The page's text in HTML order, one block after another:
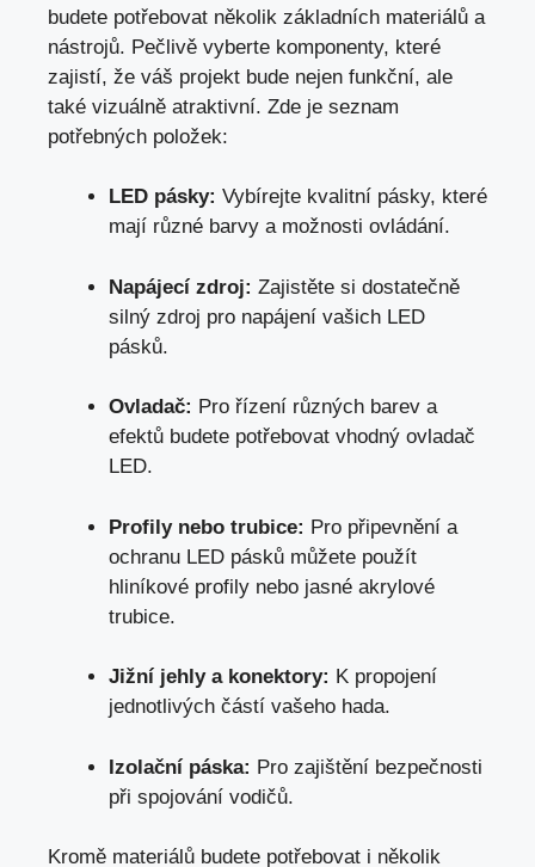
budete potřebovat několik základních materiálů a
nástrojů. Pečlivě vyberte komponenty, které
zajistí, že váš projekt bude nejen funkční, ale
také vizuálně atraktivní. Zde je seznam
potřebných položek:
LED pásky: Vybírejte kvalitní pásky, které
mají různé barvy a možnosti ovládání.
Napájecí zdroj: Zajistěte si dostatečně
silný zdroj pro napájení vašich LED
pásků.
Ovladač: Pro řízení různých barev a
efektů budete potřebovat vhodný ovladač
LED.
Profily nebo trubice: Pro připevnění a
ochranu LED pásků můžete použít
hliníkové profily nebo jasné akrylové
trubice.
Jižní jehly a konektory: K propojení
jednotlivých částí vašeho hada.
Izolační páska: Pro zajištění bezpečnosti
při spojování vodičů.
Kromě materiálů budete potřebovat i několik